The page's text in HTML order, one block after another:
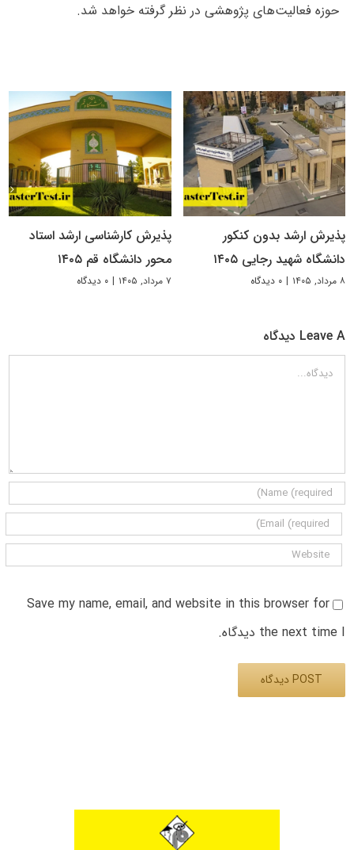
حوزه فعالیت‌های پژوهشی در نظر گرفته خواهد شد.
پذیرش ارشد بدون کنکور
دانشگاه شهید رجایی ۱۴۰۵
۸ مرداد, ۱۴۰۵ | ۰ دیدگاه
پذیرش کارشناسی ارشد استاد
محور دانشگاه قم ۱۴۰۵
۷ مرداد, ۱۴۰۵ | ۰ دیدگاه
Leave A دیدگاه
دیدگاه
Save my name, email, and website in this browser for
the next time I دیدگاه.